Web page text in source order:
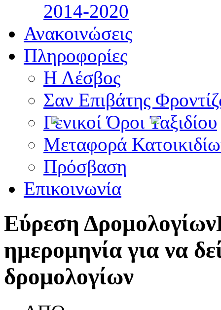
2014-2020
Ανακοινώσεις
Πληροφορίες
Η Λέσβος
Σαν Επιβάτης
Γενικοί Όροι Ταξιδίου
Μεταφορά
Πρόσβαση
Επικοινωνία
Εύρεση Δρομολογίων
ημερομηνία για να
δρομολογίων